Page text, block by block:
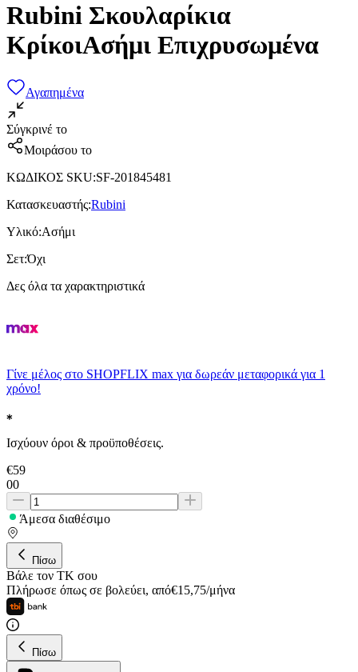
Rubini Σκουλαρίκια
ΚρίκοιΑσήμι Επιχρυσωμένα
Αγαπημένα
Σύγκρινέ το
Μοιράσου το
ΚΩΔΙΚΟΣ SKU:SF-201845481
Κατασκευαστής:Rubini
Υλικό:Ασήμι
Σετ:Όχι
Δες όλα τα χαρακτηριστικά
Γίνε μέλος στο SHOPFLIX max για δωρεάν μεταφορικά για 1
χρόνο!
Ισχύουν όροι & προϋποθέσεις.
€59
00
Άμεσα διαθέσιμο
Πίσω
Βάλε τον ΤΚ σου
Πλήρωσε όπως σε βολεύει, από€15,75/μήνα
Πίσω